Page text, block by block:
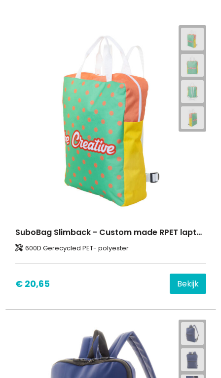
SuboBag Slimback - Custom made RPET laptop rugzak
600D Gerecycled PET- polyester
€ 20,65 Bekijk